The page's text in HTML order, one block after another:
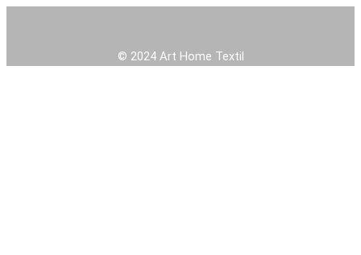
© 2024 Art Home Textil